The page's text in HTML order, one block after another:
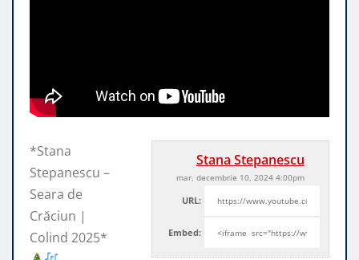
Stana Stepanescu
mar, decembrie 10, 2024 4:00pm
URL:
Embed:
*Stana
Stepanescu –
Seara de
Crăciun |
Colind 2025*